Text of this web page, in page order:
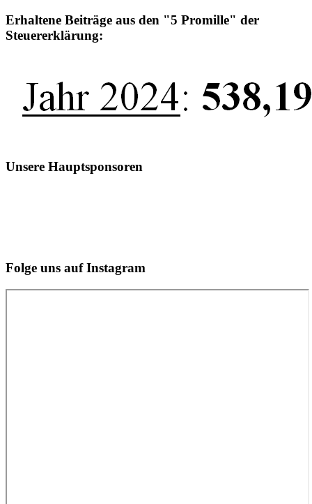
Erhaltene Beiträge aus den "5 Promille" der
Steuererklärung:
Unsere Hauptsponsoren
Folge uns auf Instagram